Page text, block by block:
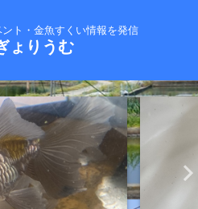
ト・金魚すくい情報を発信
ょりうむ